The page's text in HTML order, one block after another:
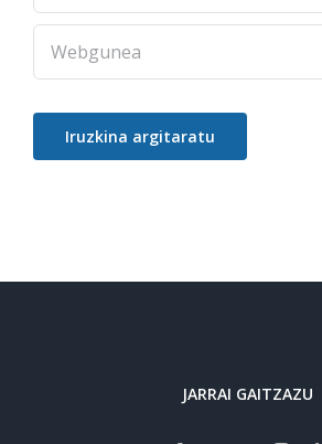
JARRAI GAITZAZU